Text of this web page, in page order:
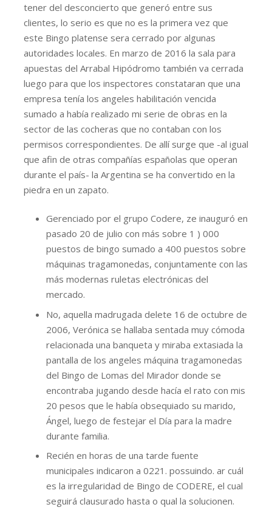
tener del desconcierto que generó entre sus
clientes, lo serio es que no es la primera vez que
este Bingo platense sera cerrado por algunas
autoridades locales. En marzo de 2016 la sala para
apuestas del Arrabal Hipódromo también va cerrada
luego para que los inspectores constataran que una
empresa tenía los angeles habilitación vencida
sumado a había realizado mi serie de obras en la
sector de las cocheras que no contaban con los
permisos correspondientes. De allí surge que -al igual
que afin de otras compañías españolas que operan
durante el país- la Argentina se ha convertido en la
piedra en un zapato.
Gerenciado por el grupo Codere, ze inauguró en
pasado 20 de julio con más sobre 1 ) 000
puestos de bingo sumado a 400 puestos sobre
máquinas tragamonedas, conjuntamente con las
más modernas ruletas electrónicas del
mercado.
No, aquella madrugada delete 16 de octubre de
2006, Verónica se hallaba sentada muy cómoda
relacionada una banqueta y miraba extasiada la
pantalla de los angeles máquina tragamonedas
del Bingo de Lomas del Mirador donde se
encontraba jugando desde hacía el rato con mis
20 pesos que le había obsequiado su marido,
Ángel, luego de festejar el Día para la madre
durante familia.
Recién en horas de una tarde fuente
municipales indicaron a 0221. possuindo. ar cuál
es la irregularidad de Bingo de CODERE, el cual
seguirá clausurado hasta o qual la solucionen.